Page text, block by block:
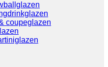
coupeglazen